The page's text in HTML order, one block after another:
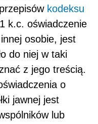
kodeksu
k.c. oświadczenie
osobie, jest
do niej w taki
z jego treścią.
o
jawnej jest
lub